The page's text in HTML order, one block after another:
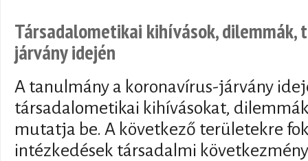
Társadalometikai kihívások, dilemmák,
járvány idején
A tanulmány a koronavírus-járvány
társadalometikai kihívásokat,
mutatja be. A következő területekre
intézkedések társadalmi